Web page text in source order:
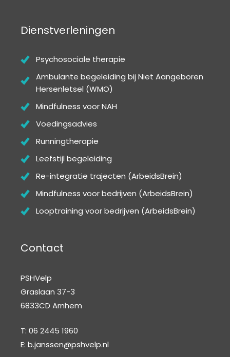
Dienstverleningen
Psychosociale therapie
Ambulante begeleiding bij Niet Aangeboren
Hersenletsel (WMO)
Mindfulness voor NAH
Voedingsadvies
Runningtherapie
Leefstijl begeleiding
Re-integratie trajecten (ArbeidsBrein)
Mindfulness voor bedrijven (ArbeidsBrein)
Looptraining voor bedrijven (ArbeidsBrein)
Contact
PSHVelp
Graslaan 37-3
6833CD Arnhem
T: 06 2445 1960
E: b.janssen@pshvelp.nl